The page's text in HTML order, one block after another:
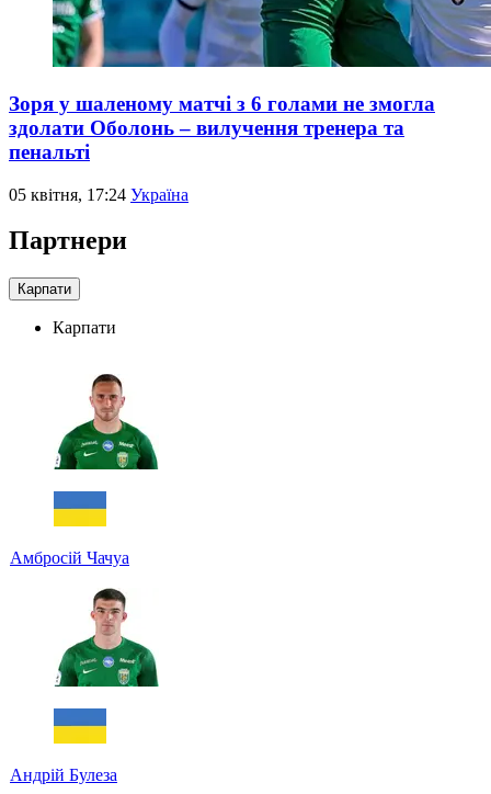
Зоря у шаленому матчі з 6 голами не змогла
здолати Оболонь – вилучення тренера та
пенальті
05 квітня, 17:24 Україна
Партнери
Карпати
Карпати
Амбросій Чачуа
Андрій Булеза